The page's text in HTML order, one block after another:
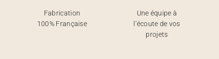
Fabrication
100% Française
Une équipe à
l’écoute de vos
projets